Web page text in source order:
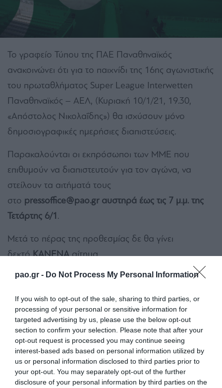
pao.gr - Do Not Process My Personal Information
If you wish to opt-out of the sale, sharing to third parties, or
processing of your personal or sensitive information for
targeted advertising by us, please use the below opt-out
section to confirm your selection. Please note that after your
opt-out request is processed you may continue seeing
interest-based ads based on personal information utilized by
us or personal information disclosed to third parties prior to
your opt-out. You may separately opt-out of the further
disclosure of your personal information by third parties on the
Το γραφείο Τύπου της ΠΑΕ Παναθηναϊκός
ανακοινώνει ότι για το παιχνίδι της 16ης αγωνιστικής
του πρωταθλήματος Super League Interwetten
Παναθηναϊκός – ΑΕΛ, (Κυριακή 10/1/21, 19.30,
«Απόστολος Νικολαΐδης») θα ισχύσουν μόνο
δημοσιογραφικές ημερήσιες διαπιστεύσεις.
Παρακαλούνται οι εκπρόσωποι των ΜΜΕ που
επιθυμούν να διαπιστευτούν για τον αγώνα, να
στείλουν τα αιτήματά τους
στο pressoffice@pao.gr αυστηρά έως τις 7 μ.μ. της
Τετάρτης 6/1 .
Μετά το πέρας της προθεσμίας δε θα γίνει
δεκτόΚΑΝΕΝΑαίτημα.
Με βάση το υγειονομικό πρωτόκολλο διεξαγωγής
δημοσιογράφων και 15 φωτογράφων.
Βάσει αυτού από κάθε Μέσο θα γίνεται δεκτό
αίτημα για μία και μόνο ονομαστική διαπίστευση (
παραλαβή των διαπιστεύσεων στην είσοδο των
δημοσιογραφικών θεωρείων του γηπέδου την